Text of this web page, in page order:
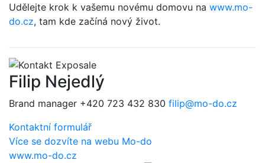
Udělejte krok k vašemu novému domovu na www.mo-
do.cz, tam kde začíná nový život.
Filip Nejedlý
Brand manager +420 723 432 830 filip@mo-do.cz
Kontaktní formulář
Více se dozvíte na webu Mo-do
www.mo-do.cz